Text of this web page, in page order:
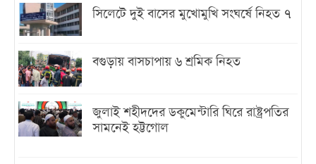
সিলেটে দুই বাসের মুখোমুখি সংঘর্ষে নিহত ৭
বগুড়ায় বাসচাপায় ৬ শ্রমিক নিহত
জুলাই শহীদদের ডকুমেন্টারি ঘিরে রাষ্ট্রপতির
সামনেই হট্টগোল